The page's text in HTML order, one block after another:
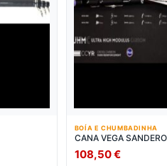
BOÍA E CHUMBADINHA
CANA VEGA
108,50€